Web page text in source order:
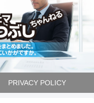
PRIVACY POLICY